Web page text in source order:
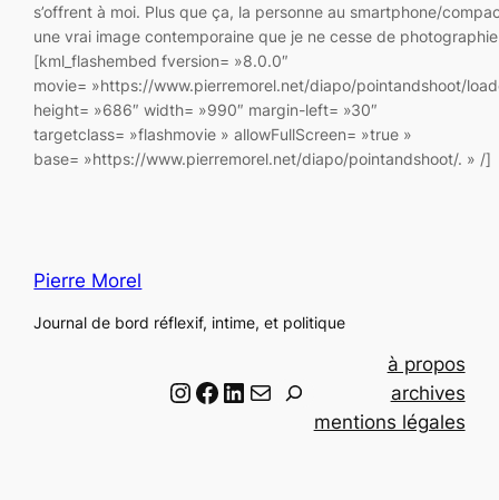
s’offrent à moi. Plus que ça, la personne au smartphone/
une vrai image contemporaine que je ne cesse de
[kml_flashembed fversion= »8.0.0″
movie= »https://www.pierremorel.net/diapo/pointandshoot/
height= »686″ width= »990″ margin-left= »30″
targetclass= »flashmovie » allowFullScreen= »true »
base= »https://www.pierremorel.net/diapo/pointandshoot/. » /
Pierre Morel
Journal de bord réflexif, intime, et politique
Instagram Facebook LinkedIn Email
à propos
archives
mentions légales